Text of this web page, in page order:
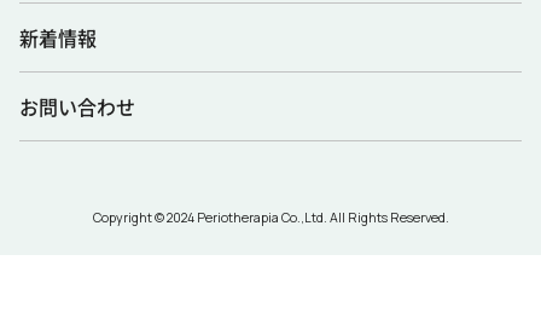
新着情報
お問い合わせ
Copyright © 2024 Periotherapia Co.,Ltd. All Rights Reserved.